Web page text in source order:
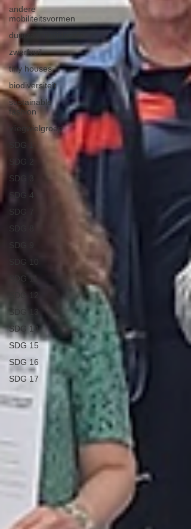
andere
mobiliteitsvormen
duurzaamheidscafe
zwerfvuil
tiny houses
biodiversiteit
sustainable
fashion
vliegwielgroep
SDG 1
SDG 2
SDG 3
SDG 4
SDG 7
SDG 8
SDG 9
SDG 10
SDG 11
SDG 12
SDG 13
SDG 14
SDG 15
SDG 16
SDG 17